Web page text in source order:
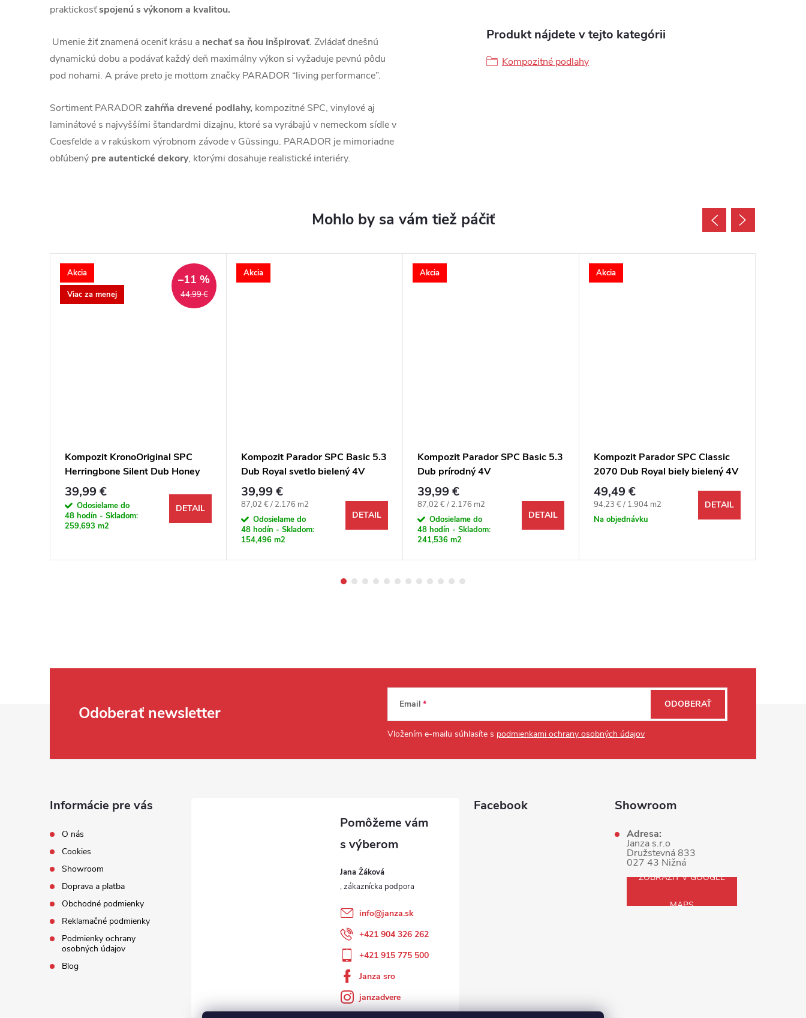
praktickosťspojenú s výkonom a kvalitou.
Umenie žiť znamená oceniť krásu a nechať sa ňou inšpirovať. Zvládať dnešnú
dynamickú dobu a podávať každý deň maximálny výkon si vyžaduje pevnú pôdu
pod nohami. A práve preto je mottom značky PARADOR “living performance”.
Sortiment PARADOR zahŕňa drevené podlahy, kompozitné SPC, vinylové aj
laminátové s najvyššími štandardmi dizajnu, ktoré sa vyrábajú v nemeckom sídle v
Coesfelde a v rakúskom výrobnom závode v Güssingu. PARADOR je mimoriadne
obľúbený pre autentické dekory, ktorými dosahuje realistické interiéry.
Produkt nájdete v tejto kategórii
Kompozitné podlahy
Akcia
Viac za menej
44,99 €
–11 %
Kompozit KronoOriginal SPC
Herringbone Silent Dub Honey
Montanara K802 M4V
39,99 €
Odosielame do
48 hodín - Skladom:
259,693 m2
DETAIL
Akcia
Kompozit Parador SPC Basic 5.3
Dub Royal svetlo bielený 4V
39,99 €
Jednotková cena:
87,02 € / 2.176 m2
Odosielame do
48 hodín - Skladom:
154,496 m2
DETAIL
Akcia
Kompozit Parador SPC Basic 5.3
Dub prírodný 4V
39,99 €
Jednotková cena:
87,02 € / 2.176 m2
Odosielame do
48 hodín - Skladom:
241,536 m2
DETAIL
Akcia
Kompozit Parador SPC Classic
2070 Dub Royal biely bielený 4V
49,49 €
Jednotková cena:
94,23 € / 1.904 m2
Na objednávku
DETAIL
Odoberať newsletter Email
Vložením e-mailu súhlasíte s podmienkami ochrany osobných údajov
ODOBERAŤ
Informácie pre vás
O nás
Cookies
Showroom
Doprava a platba
Obchodné podmienky
Reklamačné podmienky
Podmienky ochrany
osobných údajov
Blog
Jana Žáková
info@janza.sk
+421 904 326 262
+421 915 775 500
Janza sro
janzadvere
Facebook Showroom
Adresa:
Janza s.r.o
Družstevná 833
027 43 Nižná
ZOBRAZIŤ V GOOGLE
MAPS